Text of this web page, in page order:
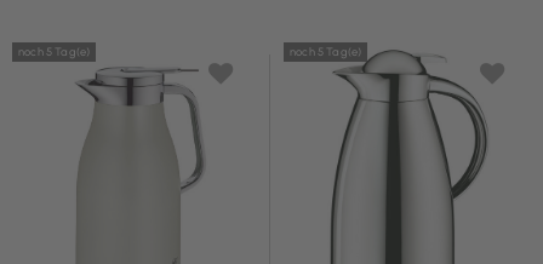
noch 5 Tag(e) noch 5 Tag(e)